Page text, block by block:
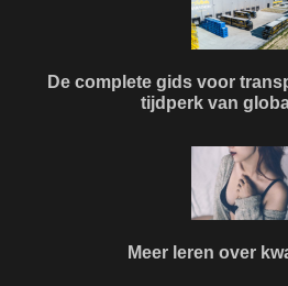
De complete gids voor
tijdperk van
Meer leren over